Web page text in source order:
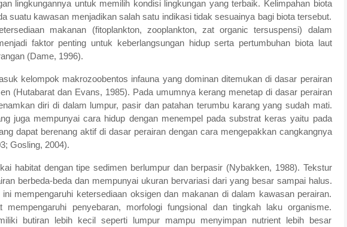
lingkungannya untuk memilih kondisi lingkungan yang terbaik. Kelimpahan biota
suatu kawasan menjadikan salah satu indikasi tidak sesuainya bagi biota tersebut.
makanan (fitoplankton, zooplankton, zat organic tersuspensi) dalam
faktor penting untuk keberlangsungan hidup serta pertumbuhan biota laut
(Dame, 1996).
kelompok makrozoobentos infauna yang dominan ditemukan di dasar perairan
(Hutabarat dan Evans, 1985). Pada umumnya kerang menetap di dasar perairan
diri di dalam lumpur, pasir dan patahan terumbu karang yang sudah mati.
juga mempunyai cara hidup dengan menempel pada substrat keras yaitu pada
dapat berenang aktif di dasar perairan dengan cara mengepakkan cangkangnya
Gosling, 2004).
habitat dengan tipe sedimen berlumpur dan berpasir (Nybakken, 1988). Tekstur
berbeda-beda dan mempunyai ukuran bervariasi dari yang besar sampai halus.
ini mempengaruhi ketersediaan oksigen dan makanan di dalam kawasan perairan.
mempengaruhi penyebaran, morfologi fungsional dan tingkah laku organisme.
butiran lebih kecil seperti lumpur mampu menyimpan nutrient lebih besar